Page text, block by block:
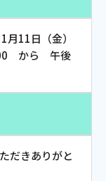
あるご質問
せ
無休
日（金）
午後
きありがと